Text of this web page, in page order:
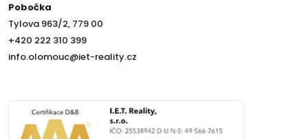
Pobočka
Tylova 963/2, 779 00
+420 222 310 399
info.olomouc@iet-reality.cz